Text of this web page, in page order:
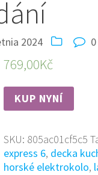
2024 0
769,00Kč
KUP NYNÍ
SKU: 805ac01cf5c5
express 6, decka
horské elektrokolo,